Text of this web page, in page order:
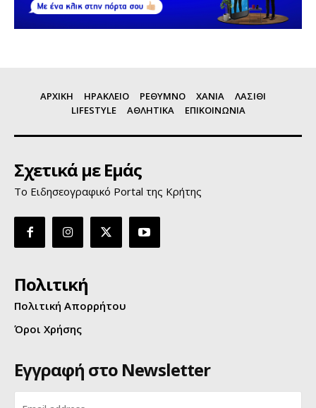
ΑΡΧΙΚΗ ΗΡΑΚΛΕΙΟ ΡΕΘΥΜΝΟ ΧΑΝΙΑ
ΛΑΣΙΘΙ
LIFESTYLE
ΑΘΛΗΤΙΚΑ ΕΠΙΚΟΙΝΩΝΙΑ
Σχετικά με Εμάς
Το Ειδησεογραφικό Portal της Κρήτης
Πολιτική
Πολιτική Απορρήτου
Όροι Χρήσης
Εγγραφή στο Newsletter